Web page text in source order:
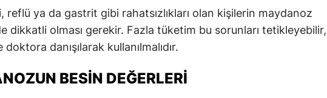
reflü ya da gastrit gibi rahatsızlıkları olan kişilerin maydanoz
dikkatli olması gerekir. Fazla tüketim bu sorunları tetikleyebilir,
danışılarak kullanılmalıdır.
BESIN DEĞERLERI